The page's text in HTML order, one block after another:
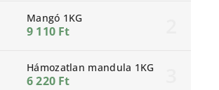
Mangó 1KG
9 110 Ft
Hámozatlan mandula 1KG
6 220 Ft